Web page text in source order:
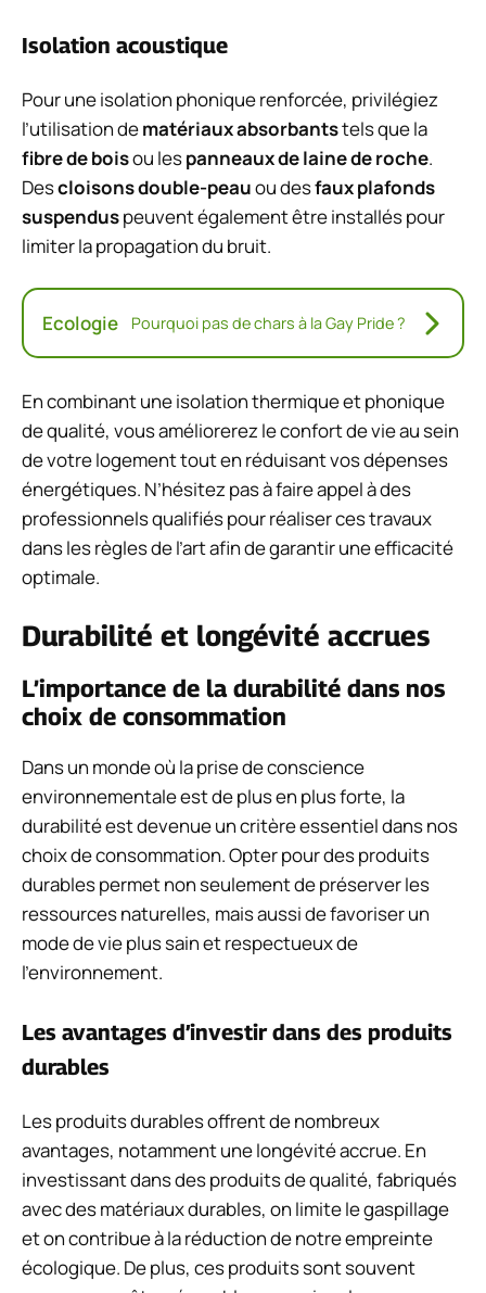
Isolation acoustique
Pour une isolation phonique renforcée, privilégiez
l’utilisation dematériaux absorbantstels que la
fibre de boisou lespanneaux de laine de roche.
Descloisons double-peauou desfaux plafonds
suspenduspeuvent également être installés pour
limiter la propagation du bruit.
Ecologie Pourquoi pas de chars à la Gay Pride ?
En combinant une isolation thermique et phonique
de qualité, vous améliorerez le confort de vie au sein
de votre logement tout en réduisant vos dépenses
énergétiques. N’hésitez pas à faire appel à des
professionnels qualifiés pour réaliser ces travaux
dans les règles de l’art afin de garantir une efficacité
optimale.
Durabilité et longévité accrues
L’importance de la durabilité dans nos
choix de consommation
Dans un monde où la prise de conscience
environnementale est de plus en plus forte, la
durabilité est devenue un critère essentiel dans nos
choix de consommation. Opter pour des produits
durables permet non seulement de préserver les
ressources naturelles, mais aussi de favoriser un
mode de vie plus sain et respectueux de
l’environnement.
Les avantages d’investir dans des produits
durables
Les produits durables offrent de nombreux
avantages, notamment une longévité accrue. En
investissant dans des produits de qualité, fabriqués
avec des matériaux durables, on limite le gaspillage
et on contribue à la réduction de notre empreinte
écologique. De plus, ces produits sont souvent